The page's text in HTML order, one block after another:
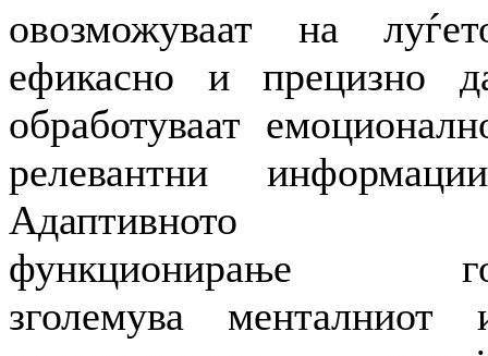
овозможуваат на
ефикасно и прецизно
обработуваат
релевантни
Адаптивното
функционирање
зголемува менталниот